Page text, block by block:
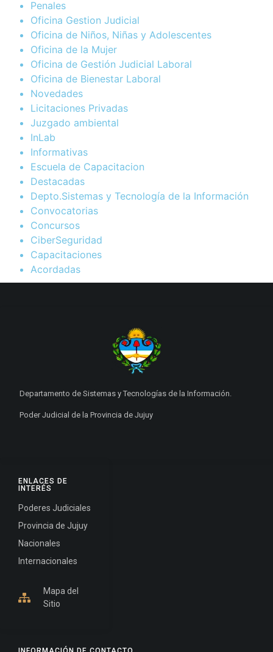
Penales
Oficina Gestion Judicial
Oficina de Niños, Niñas y Adolescentes
Oficina de la Mujer
Oficina de Gestión Judicial Laboral
Oficina de Bienestar Laboral
Novedades
Licitaciones Privadas
Juzgado ambiental
InLab
Informativas
Escuela de Capacitacion
Destacadas
Depto.Sistemas y Tecnología de la Información
Convocatorias
Concursos
CiberSeguridad
Capacitaciones
Acordadas
ENLACES DE
INTERÉS
Poderes Judiciales
Provincia de Jujuy
Nacionales
Internacionales
Mapa del
Sitio
Departamento de Sistemas y Tecnologías de la Información.
Poder Judicial de la Provincia de Jujuy